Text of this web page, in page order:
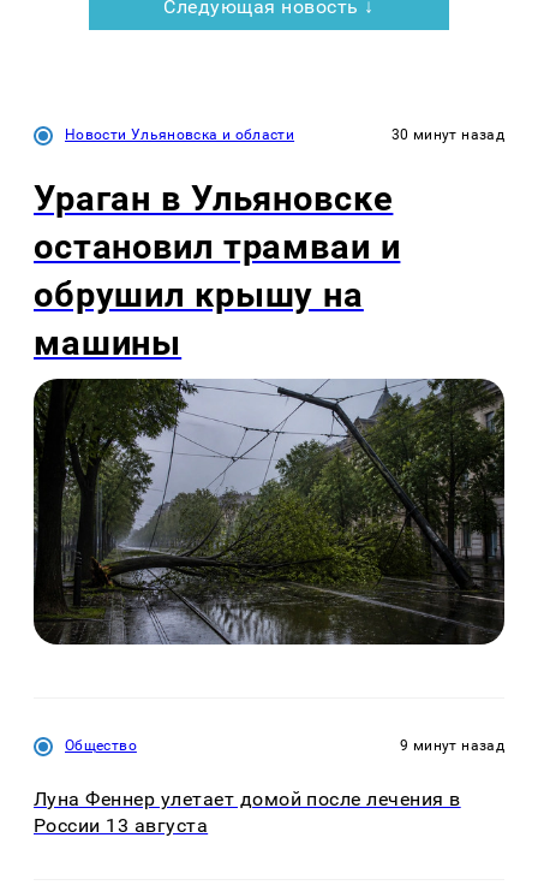
Следующая новость ↓
Новости Ульяновска и области 30 минут назад
Ураган в Ульяновске
остановил трамваи и
обрушил крышу на
машины
Общество 9 минут назад
Луна Феннер улетает домой после лечения в
России 13 августа